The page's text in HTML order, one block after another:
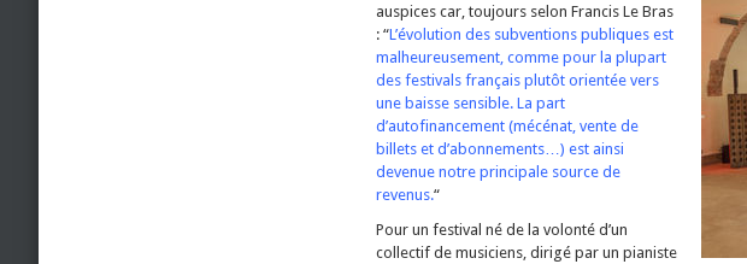
auspices car, toujours selon Francis Le Bras
: “L’évolution des subventions publiques est
malheureusement, comme pour la plupart
des festivals français plutôt orientée vers
une baisse sensible. La part
d’autofinancement (mécénat, vente de
billets et d’abonnements…) est ainsi
devenue notre principale source de
revenus.“
Pour un festival né de la volonté d’un
collectif de musiciens, dirigé par un pianiste